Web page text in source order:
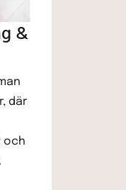
&
där
och